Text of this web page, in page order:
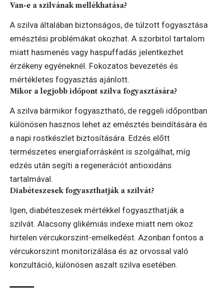
Van-e a szilvának mellékhatása?
A szilva általában biztonságos, de túlzott fogyasztása
emésztési problémákat okozhat. A szorbitol tartalom
miatt hasmenés vagy haspuffadás jelentkezhet
érzékeny egyéneknél. Fokozatos bevezetés és
mértékletes fogyasztás ajánlott.
Mikor a legjobb időpont szilva fogyasztására?
A szilva bármikor fogyasztható, de reggeli időpontban
különösen hasznos lehet az emésztés beindítására és
a napi rostkészlet biztosítására. Edzés előtt
természetes energiaforrásként is szolgálhat, míg
edzés után segíti a regenerációt antioxidáns
tartalmával.
Diabéteszesek fogyaszthatják a szilvát?
Igen, diabéteszesek mértékkel fogyaszthatják a
szilvát. Alacsony glikémiás indexe miatt nem okoz
hirtelen vércukorszint-emelkedést. Azonban fontos a
vércukorszint monitorizálása és az orvossal való
konzultáció, különösen aszalt szilva esetében.